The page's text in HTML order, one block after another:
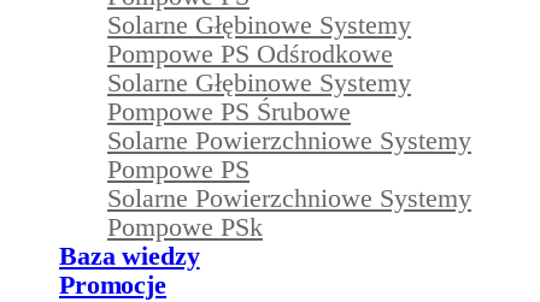
Solarne Głębinowe Systemy
Pompowe PS Odśrodkowe
Solarne Głębinowe Systemy
Pompowe PS Śrubowe
Solarne Powierzchniowe Systemy
Pompowe PS
Solarne Powierzchniowe Systemy
Pompowe PSk
Baza wiedzy
Promocje